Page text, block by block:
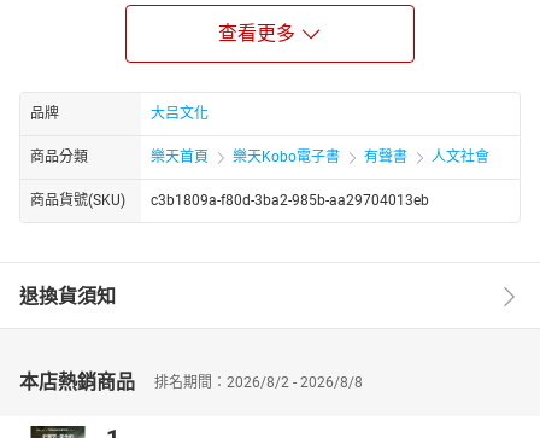
人的历史，更是制度的历史”，在帝王叙事中融入政治、经济、军
事、文化等维度的背景解析，既还原人物性格与决策逻辑，也揭示
与局限。
查看更多
品牌 大吕文化
商品分類 樂天首頁 樂天Kobo電子書 有聲書 人文社會
商品貨號(SKU) c3b1809a-f80d-3ba2-985b-aa29704013eb
退換貨須知
本店熱銷商品 排名期間：2026/8/2 - 2026/8/8